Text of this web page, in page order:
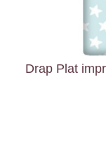
Drap Plat